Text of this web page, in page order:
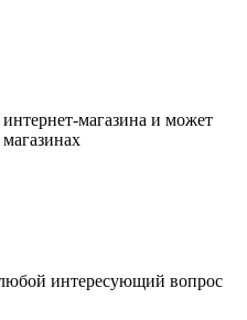
магазина и может
интересующий вопрос